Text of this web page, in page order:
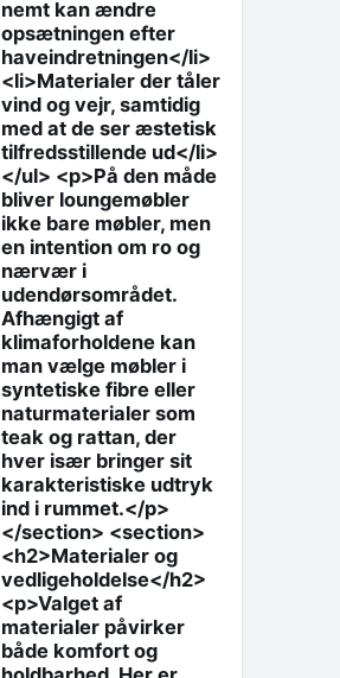
nemt kan ændre
opsætningen efter
haveindretningen</li>
<li>Materialer der tåler
vind og vejr, samtidig
med at de ser æstetisk
tilfredsstillende ud</li>
</ul> <p>På den måde
bliver loungemøbler
ikke bare møbler, men
en intention om ro og
nærvær i
udendørsområdet.
Afhængigt af
klimaforholdene kan
man vælge møbler i
syntetiske fibre eller
naturmaterialer som
teak og rattan, der
hver især bringer sit
karakteristiske udtryk
ind i rummet.</p>
</section> <section>
<h2>Materialer og
vedligeholdelse</h2>
<p>Valget af
materialer påvirker
både komfort og